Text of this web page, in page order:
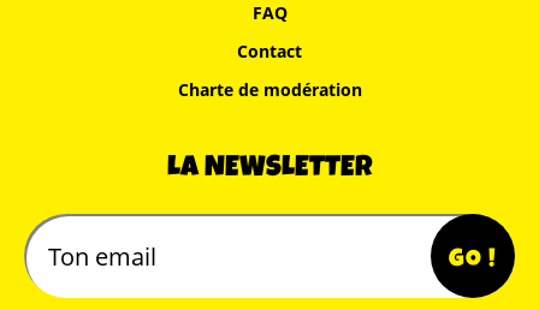
FAQ
Contact
Charte de modération
LA NEWSLETTER